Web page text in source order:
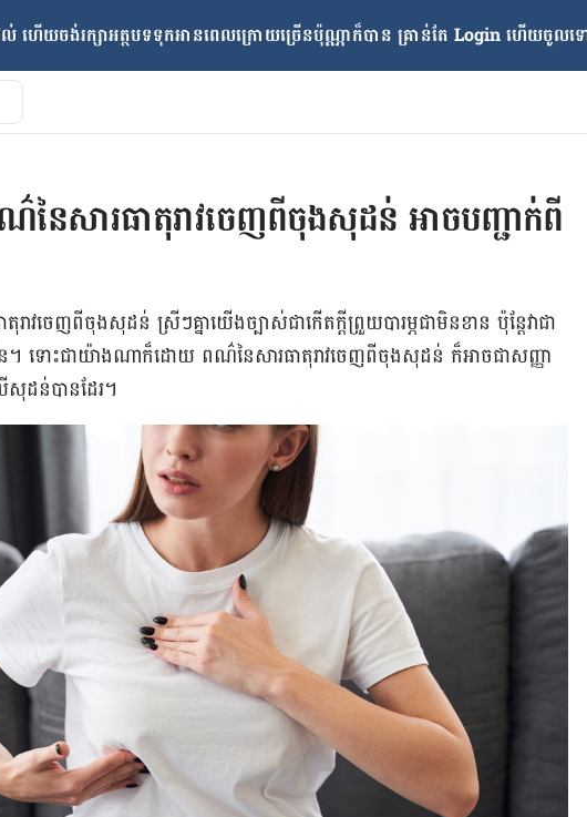
ល់ ហើយចង់​រក្សាអត្ថបទទុកអានពេលក្រោយ​ច្រើនប៉ុណ្ណាក៏បាន គ្រាន់តែ​ Login ហើយចូលទ
ៃសារធាតុរាវចេញពីចុងសុដន់ អាចបញ្ជាក់ពី
វ​ចេញ​ពី​ចុង​សុដន់ ស្រី​ៗ​គ្នា​យើង​ច្បាស់​ជា​កើត​ក្ដី​ព្រួយ​បារម្ភ​ជា​មិន​ខាន ប៉ុន្តែ​វា​ជា​
ើន។ ទោះ​ជា​យ៉ាង​ណា​ក៏​ដោយ ពណ៌​នៃ​សារធាតុ​រាវ​ចេញ​ពី​ចុង​សុដន់ ក៏​អាច​ជា​សញ្ញា​
ដន់​បាន​ដែរ។